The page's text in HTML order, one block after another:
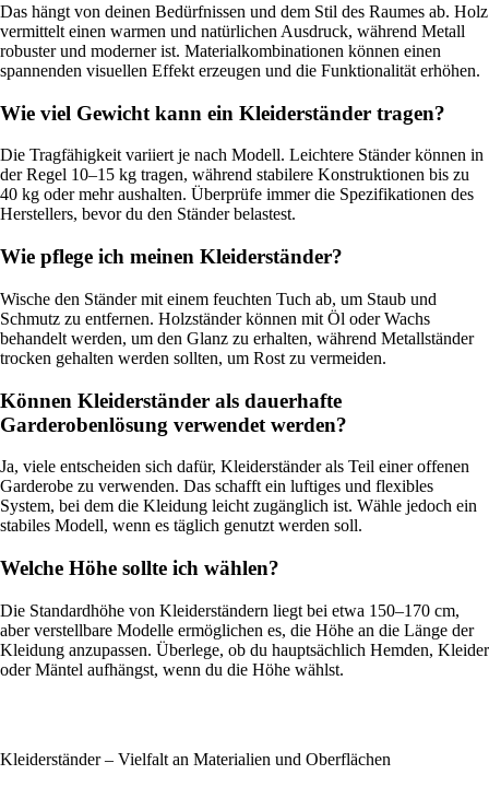
Das hängt von deinen Bedürfnissen und dem Stil des Raumes ab. Holz
vermittelt einen warmen und natürlichen Ausdruck, während Metall
robuster und moderner ist. Materialkombinationen können einen
spannenden visuellen Effekt erzeugen und die Funktionalität erhöhen.
Wie viel Gewicht kann ein Kleiderständer tragen?
Die Tragfähigkeit variiert je nach Modell. Leichtere Ständer können in
der Regel 10–15 kg tragen, während stabilere Konstruktionen bis zu
40 kg oder mehr aushalten. Überprüfe immer die Spezifikationen des
Herstellers, bevor du den Ständer belastest.
Wie pflege ich meinen Kleiderständer?
Wische den Ständer mit einem feuchten Tuch ab, um Staub und
Schmutz zu entfernen. Holzständer können mit Öl oder Wachs
behandelt werden, um den Glanz zu erhalten, während Metallständer
trocken gehalten werden sollten, um Rost zu vermeiden.
Können Kleiderständer als dauerhafte
Garderobenlösung verwendet werden?
Ja, viele entscheiden sich dafür, Kleiderständer als Teil einer offenen
Garderobe zu verwenden. Das schafft ein luftiges und flexibles
System, bei dem die Kleidung leicht zugänglich ist. Wähle jedoch ein
stabiles Modell, wenn es täglich genutzt werden soll.
Welche Höhe sollte ich wählen?
Die Standardhöhe von Kleiderständern liegt bei etwa 150–170 cm,
aber verstellbare Modelle ermöglichen es, die Höhe an die Länge der
Kleidung anzupassen. Überlege, ob du hauptsächlich Hemden, Kleider
oder Mäntel aufhängst, wenn du die Höhe wählst.
Kleiderständer – Vielfalt an Materialien und Oberflächen